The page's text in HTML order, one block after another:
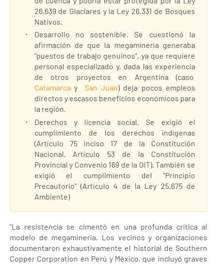
26.639 de Glaciares y la Ley 26.331 de Bosques
Nativos.
Desarrollo no sostenible. Se cuestionó la
afirmación de que la megaminería generaba
"puestos de trabajo genuinos", ya que requiere
personal especializado y, dada las experiencia
de otros proyectos en Argentina (caso
Catamarca y San Juan) deja pocos empleos
directos y escasos beneficios económicos para
la región.
Derechos y licencia social. Se exigió el
cumplimiento de los derechos indígenas
(Artículo 75 inciso 17 de la Constitución
Nacional, Artículo 53 de la Constitución
Provincial y Convenio 169 de la OIT). También se
exigió el cumplimiento del "Principio
Precautorio" (Artículo 4 de la Ley 25.675 de
Ambiente)
"La resistencia se cimentó en una profunda crítica al
modelo de megaminería. Los vecinos y organizaciones
documentaron exhaustivamente el historial de Southern
Copper Corporation en Perú y México, que incluyó graves